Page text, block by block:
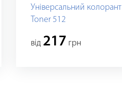
Універсальний колорант
Toner 512
вiд 217 грн